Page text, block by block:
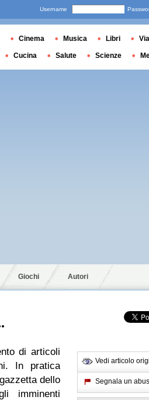
Giochi Autori
di articoli
In pratica
dello
imminenti
Vedi articolo
Segnala un
Username
Cinema Musica Libri
Cucina Salute Scienze